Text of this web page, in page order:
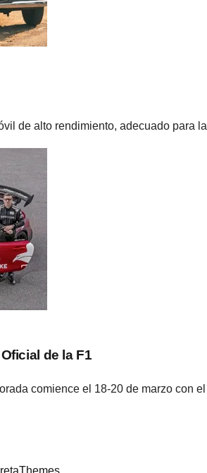
de alto rendimiento, adecuado para
de la F1
comience el 18-20 de marzo